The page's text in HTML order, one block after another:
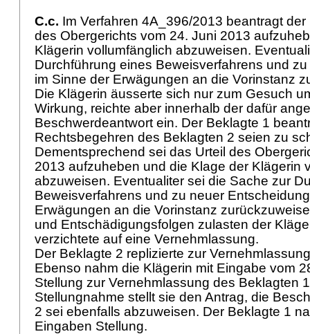
C.c. Im Verfahren 4A_396/2013 beantragt
des Obergerichts vom 24. Juni 2013
Klägerin vollumfänglich abzuweisen.
Durchführung eines Beweisverfahrens und
im Sinne der Erwägungen an die Vorinstanz
Die Klägerin äusserte sich nur zum Gesuch
Wirkung, reichte aber innerhalb der dafür
Beschwerdeantwort ein. Der Beklagte 1
Rechtsbegehren des Beklagten 2 seien zu
Dementsprechend sei das Urteil des
2013 aufzuheben und die Klage der Klägerin
abzuweisen. Eventualiter sei die Sache zur
Beweisverfahrens und zu neuer
Erwägungen an die Vorinstanz
und Entschädigungsfolgen zulasten der
verzichtete auf eine Vernehmlassung.
Der Beklagte 2 replizierte zur
Ebenso nahm die Klägerin mit Eingabe vom
Stellung zur Vernehmlassung des Beklagten
Stellungnahme stellt sie den Antrag, die
2 sei ebenfalls abzuweisen. Der Beklagte 1
Eingaben Stellung.